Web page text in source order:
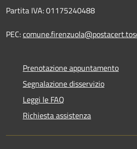
Partita IVA: 01175240488
PEC:
Prenotazione appuntamento
Segnalazione disservizio
Leggi le FAQ
Richiesta assistenza